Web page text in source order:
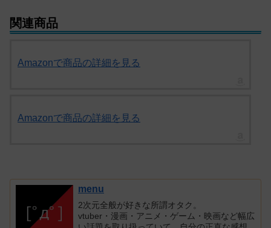
関連商品
Amazonで商品の詳細を見る
Amazonで商品の詳細を見る
menu
2次元全般が好きな所謂オタク。
vtuber・漫画・アニメ・ゲーム・映画など幅広